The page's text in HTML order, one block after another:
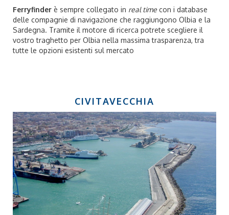
Ferryfinder è sempre collegato in real timecon i database
delle compagnie di navigazione che raggiungono Olbia e la
Sardegna. Tramite il motore di ricerca potrete scegliere il
vostro traghetto per Olbia nella massima trasparenza, tra
tutte le opzioni esistenti sul mercato
CIVITAVECCHIA